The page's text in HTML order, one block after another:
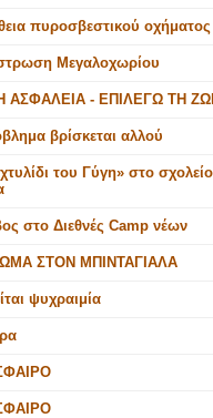
πυροσβεστικού οχήματος
Μεγαλοχωρίου
ΑΣΦΑΛΕΙΑ - ΕΠΙΛΕΓΩ ΤΗ
βρίσκεται αλλού
του Γύγη» στο
στο Διεθνές Camp νέων
ΣΤΟΝ ΜΠΙΝΤΑΓΙΑΛΑ
ψυχραιμία